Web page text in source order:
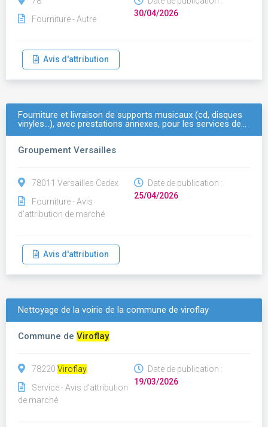
Fourniture - Autre
30/04/2026
Avis d'attribution
Fourniture et livraison de supports musicaux (cd, disques
vinyles…), avec prestations annexes, pour les services de…
Groupement Versailles
78011 Versailles Cedex
Fourniture - Avis
d'attribution de marché
Date de publication :
25/04/2026
Avis d'attribution
Nettoyage de la voirie de la commune de viroflay
Commune de Viroflay
78220 Viroflay
Service - Avis d'attribution
de marché
Date de publication :
19/03/2026